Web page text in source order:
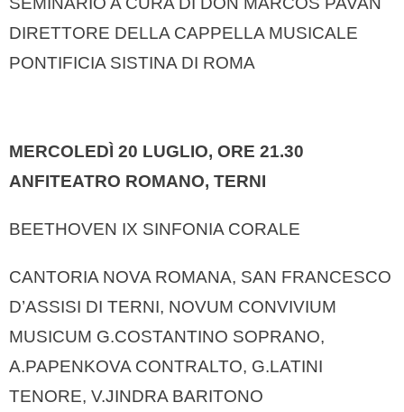
DIRETTORE DELLA CAPPELLA MUSICALE
PONTIFICIA SISTINA DI ROMA
MERCOLEDÌ 20 LUGLIO, ORE 21.30
ANFITEATRO ROMANO, TERNI
BEETHOVEN IX SINFONIA CORALE
CANTORIA NOVA ROMANA, SAN FRANCESCO
D’ASSISI DI TERNI, NOVUM CONVIVIUM
MUSICUM G.COSTANTINO SOPRANO,
A.PAPENKOVA CONTRALTO, G.LATINI
TENORE, V.JINDRA BARITONO